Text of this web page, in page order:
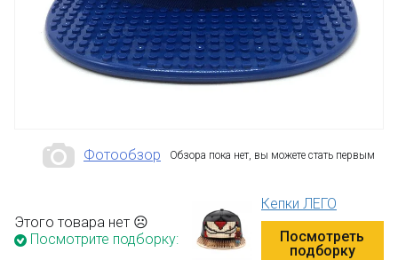
Фотообзор Обзора пока нет, вы можете стать первым
Этого товара нет ☹
Посмотрите подборку:
Кепки ЛЕГО
Посмотреть
подборку